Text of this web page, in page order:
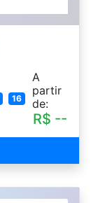
16
A
partir
de:
R$ --